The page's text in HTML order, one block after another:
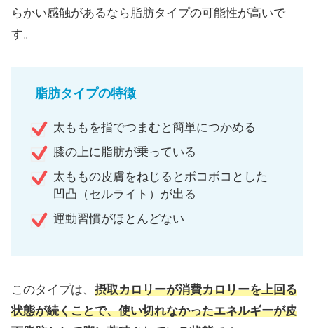
らかい感触があるなら脂肪タイプの可能性が高いで
す。
脂肪タイプの特徴
太ももを指でつまむと簡単につかめる
膝の上に脂肪が乗っている
太ももの皮膚をねじるとボコボコとした
凹凸（セルライト）が出る
運動習慣がほとんどない
このタイプは、 摂取カロリーが消費カロリーを上回る
状態が続くことで、使い切れなかったエネルギーが皮